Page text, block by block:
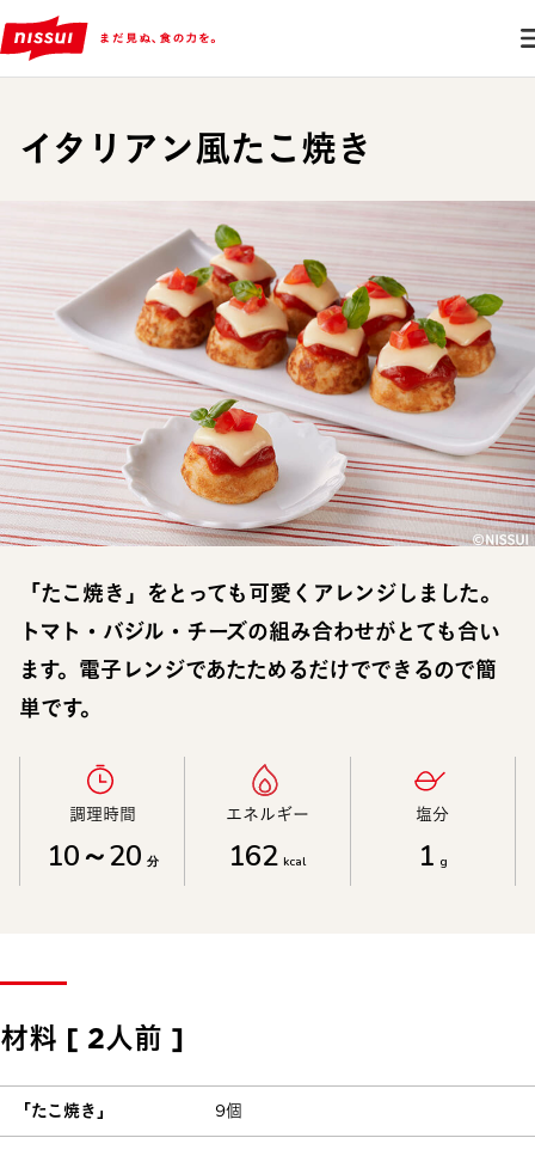
イタリアン風たこ焼き
「たこ焼き」をとっても可愛くアレンジしました。
トマト・バジル・チーズの組み合わせがとても合い
ます。電子レンジであたためるだけでできるので簡
単です。
調理時間​
10～20 分
エネルギー​
162 kcal
塩分​
1 g
材料 [ 2人前 ]
「たこ焼き」 9個